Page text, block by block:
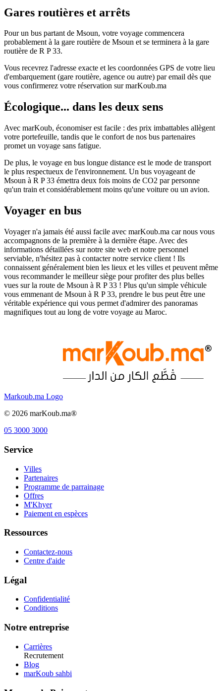
Gares routières et arrêts
Pour un bus partant de Msoun, votre voyage commencera
probablement à la gare routière de Msoun et se terminera à la gare
routière de R P 33.
Vous recevrez l'adresse exacte et les coordonnées GPS de votre lieu
d'embarquement (gare routière, agence ou autre) par email dès que
vous confirmerez votre réservation sur marKoub.ma
Écologique... dans les deux sens
Avec marKoub, économiser est facile : des prix imbattables allègent
votre portefeuille, tandis que le confort de nos bus partenaires
promet un voyage sans fatigue.
De plus, le voyage en bus longue distance est le mode de transport
le plus respectueux de l'environnement. Un bus voyageant de
Msoun à R P 33 émettra deux fois moins de CO2 par personne
qu'un train et considérablement moins qu'une voiture ou un avion.
Voyager en bus
Voyager n'a jamais été aussi facile avec marKoub.ma car nous vous
accompagnons de la première à la dernière étape. Avec des
informations détaillées sur notre site web et notre personnel
serviable, n'hésitez pas à contacter notre service client ! Ils
connaissent généralement bien les lieux et les villes et peuvent même
vous recommander le meilleur siège pour profiter des plus belles
vues sur la route de Msoun à R P 33 ! Plus qu'un simple véhicule
vous emmenant de Msoun à R P 33, prendre le bus peut être une
véritable expérience qui vous permet d'admirer des panoramas
magnifiques tout au long de votre voyage au Maroc.
Markoub.ma Logo
© 2026 marKoub.ma®
05 3000 3000
Service
Villes
Partenaires
Programme de parrainage
Offres
M'Khyer
Paiement en espèces
Ressources
Contactez-nous
Centre d'aide
Légal
Confidentialité
Conditions
Notre entreprise
Carrières
Recrutement
Blog
marKoub sahbi